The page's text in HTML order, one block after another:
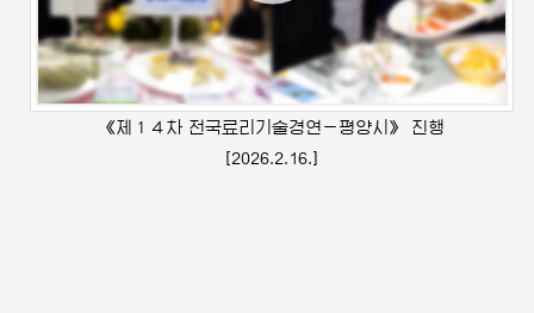
《제１４차 전국료리기술경연－평양시》 진행
[2026.2.16.]